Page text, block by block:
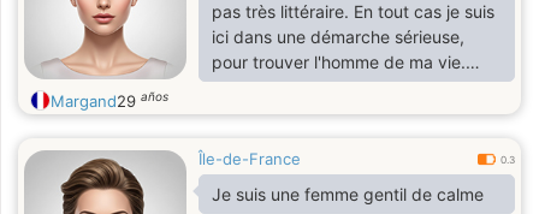
pas très littéraire. En tout cas je suis
ici dans une démarche sérieuse,
pour trouver l'homme de ma vie.
J'aimerais bien qu'il aime les
voyages comme moi la cuisine et
Margand29 años
Île-de-France 0.3
Je suis une femme gentil de calme